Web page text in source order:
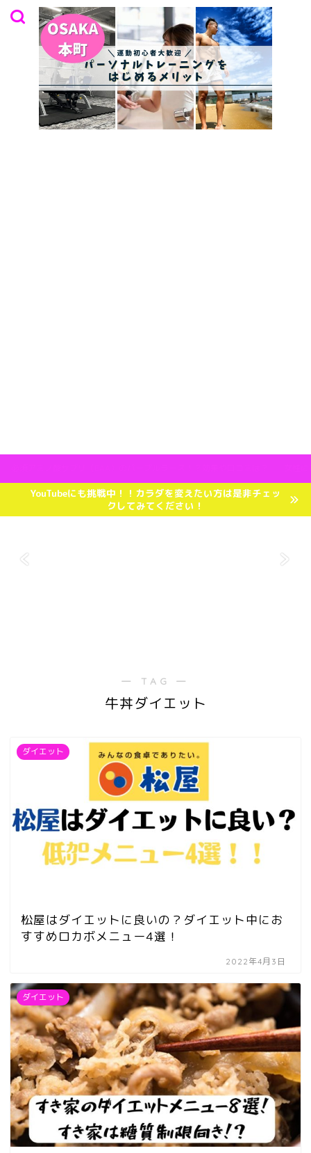
YouTubeにも挑戦中！！カラダを変えたい方は是非チェッ
クしてみてください！
― TAG ―
牛丼ダイエット
ダイエット
松屋はダイエットに良いの？ダイエット中にお
すすめロカボメニュー4選！
2022年4月3日
ダイエット